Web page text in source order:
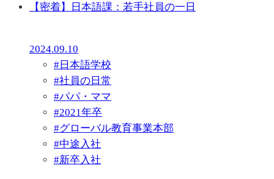
【密着】日本語課：若手社員の一日
2024.09.10
# 日本語学校
#社員の日常
#パパ・ママ
#2021年卒
#グローバル教育事業本部
#中途入社
#新卒入社